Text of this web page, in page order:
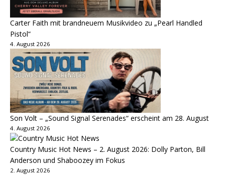
Carter Faith mit brandneuem Musikvideo zu „Pearl Handled
Pistol“
4. August 2026
Son Volt – „Sound Signal Serenades“ erscheint am 28. August
4. August 2026
Country Music Hot News – 2. August 2026: Dolly Parton, Bill
Anderson und Shaboozey im Fokus
2. August 2026